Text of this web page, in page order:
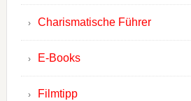
Charismatische Führer
E-Books
Filmtipp